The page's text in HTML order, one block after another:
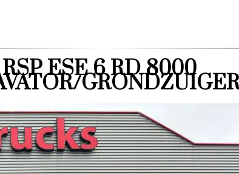
ESE 6 RD 8000